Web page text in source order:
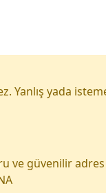
Yanlış yada
ve güvenilir